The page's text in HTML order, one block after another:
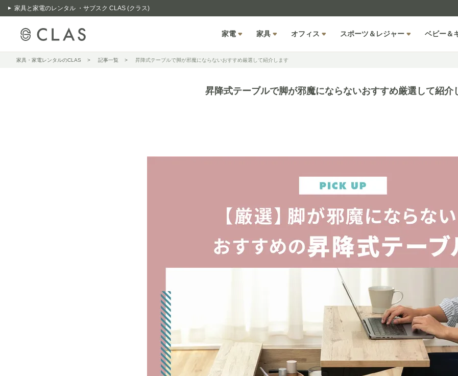
家具と家電のレンタル ・サブスク CLAS (クラス)
家電 家具 オフィス スポーツ＆レジャー ベビー＆
家具・家電レンタルのCLAS 記事一覧 昇降式テーブルで脚が邪魔にならないおすすめ厳選して紹介します
昇降式テーブルで脚が邪魔にならないおすすめ厳選して紹介